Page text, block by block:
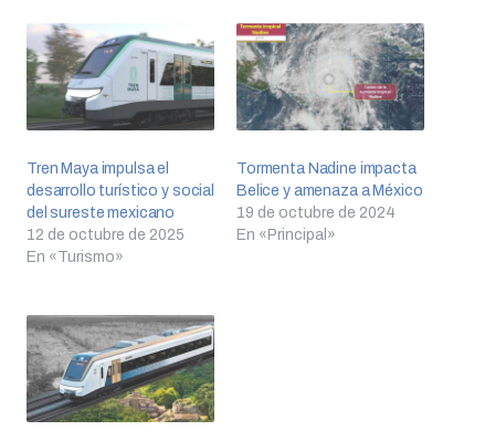
Tren Maya impulsa el
desarrollo turístico y social
del sureste mexicano
12 de octubre de 2025
En «Turismo»
Tormenta Nadine impacta
Belice y amenaza a México
19 de octubre de 2024
En «Principal»